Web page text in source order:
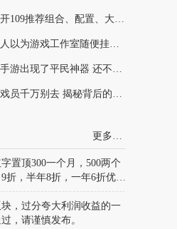
组合、配置、大型活动、副本及日常攻略
戏工作室随便挂机就能月入上万
器 还不赶紧囤一波赚大钱？效果完爆同等武器
别去 揭秘背后的坑爹之处和推广手段
更多…
置顶300一个月，500两个
折，半年8折，一年6折优
联系QQ：813220639 ，
，过分夸大利润收益的一
，请谨慎发布。